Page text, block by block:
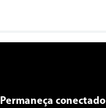
Permaneça conectado